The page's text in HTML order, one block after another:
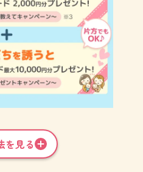
を見る